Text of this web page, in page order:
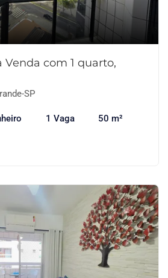
com 1 quarto,
SP
1 Vaga 50 m²